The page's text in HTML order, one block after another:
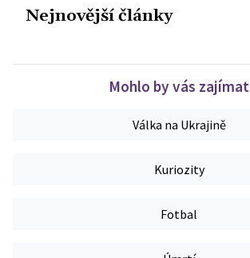
Nejnovější články
Mohlo by vás zajímat
Válka na Ukrajině
Kuriozity
Fotbal